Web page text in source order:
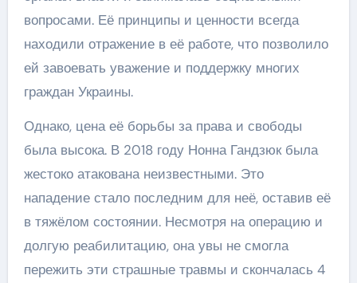
вопросами. Её принципы и ценности всегда
находили отражение в её работе, что позволило
ей завоевать уважение и поддержку многих
граждан Украины.
Однако, цена её борьбы за права и свободы
была высока. В 2018 году Нонна Гандзюк была
жестоко атакована неизвестными. Это
нападение стало последним для неё, оставив её
в тяжёлом состоянии. Несмотря на операцию и
долгую реабилитацию, она увы не смогла
пережить эти страшные травмы и скончалась 4